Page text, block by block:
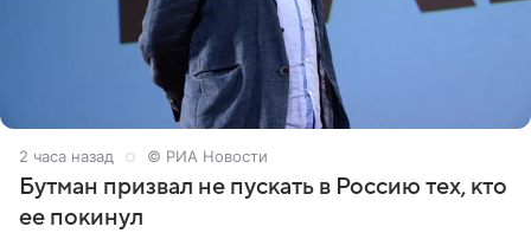
2 часа назад © РИА Новости
Бутман призвал не пускать в Россию тех, кто
ее покинул